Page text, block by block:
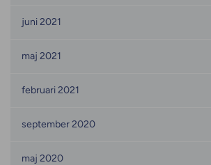
juni 2021
maj 2021
februari 2021
september 2020
maj 2020